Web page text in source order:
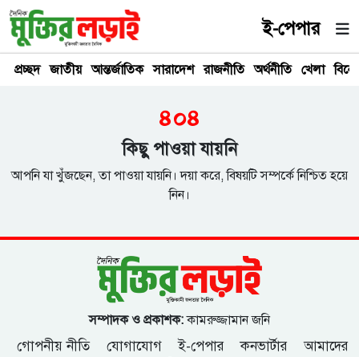
ই-পেপার
প্রচ্ছদ জাতীয় আন্তর্জাতিক সারাদেশ রাজনীতি অর্থনীতি খেলা
৪০৪
কিছু পাওয়া যায়নি
আপনি যা খুঁজছেন, তা পাওয়া যায়নি। দয়া করে, বিষয়টি সম্পর্কে নিশ্চিত হয়ে
নিন।
সম্পাদক ও প্রকাশক:কামরুজ্জামান জনি
গোপনীয় নীতি যোগাযোগ ই-পেপার কনভার্টার
আমাদের